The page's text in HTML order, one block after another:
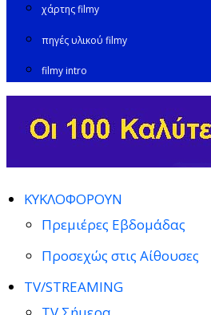
χάρτης filmy
πηγές υλικού filmy
filmy intro
ΚΥΚΛΟΦΟΡΟΥΝ
Πρεμιέρες Εβδομάδας
Προσεχώς στις Αίθουσες
TV/STREAMING